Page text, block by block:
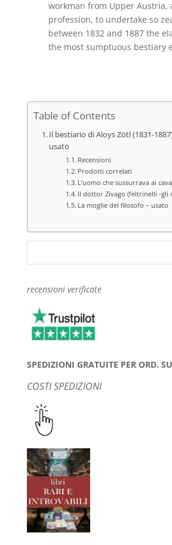
workman from Upper Austria,
profession, to undertake so
between 1832 and 1887 the
the most sumptuous bestiary
Table of Contents
Il bestiario di Aloys Zötl (1831-
usato
Recensioni
Prodotti correlati
L’uomo che sussurrava ai
Il dottor Zivago (feltrinelli -gli
La moglie del filosofo – usato
recensioni verificate
SPEDIZIONI GRATUITE PER ORD.
COSTI SPEDIZIONI